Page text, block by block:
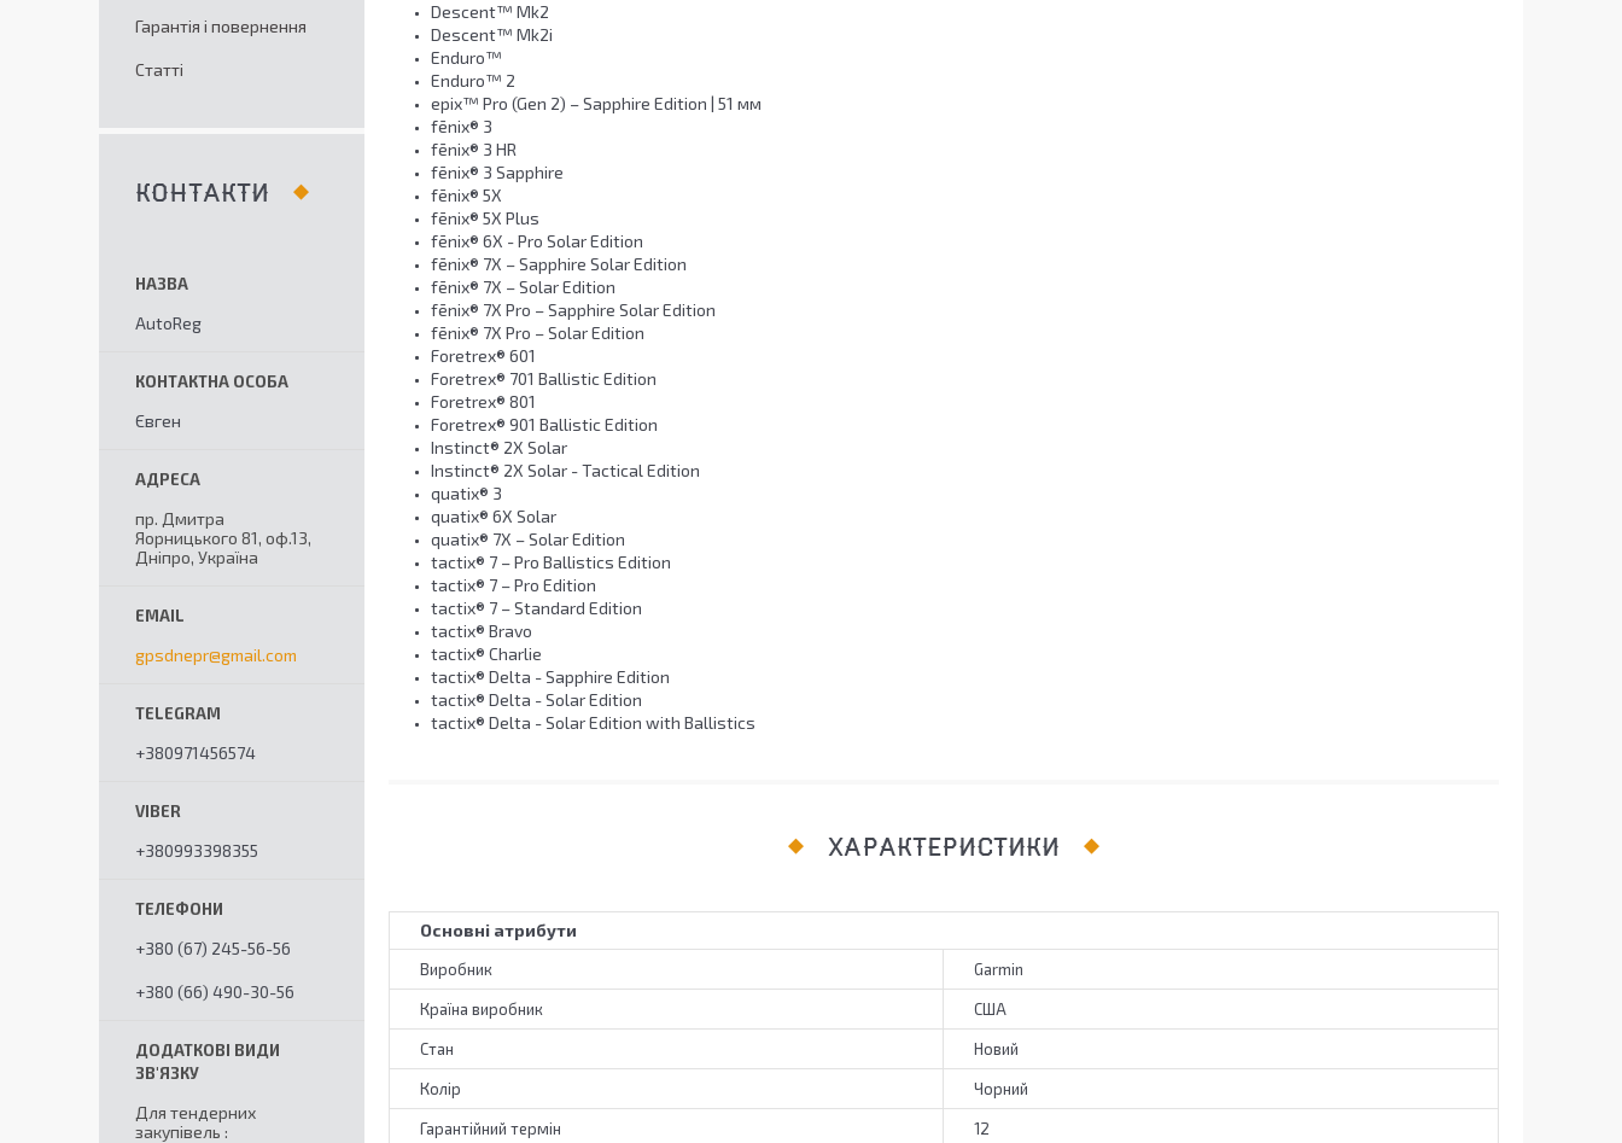
Descent™ Mk2
Descent™ Mk2i
Enduro™
Enduro™ 2
epix™ Pro (Gen 2) – Sapphire Edition | 51 мм
fēnix® 3
fēnix® 3 HR
fēnix® 3 Sapphire
fēnix® 5X
fēnix® 5X Plus
fēnix® 6X - Pro Solar Edition
fēnix® 7X – Sapphire Solar Edition
fēnix® 7X – Solar Edition
fēnix® 7X Pro – Sapphire Solar Edition
fēnix® 7X Pro – Solar Edition
Foretrex® 601
Foretrex® 701 Ballistic Edition
Foretrex® 801
Foretrex® 901 Ballistic Edition
Instinct® 2X Solar
Instinct® 2X Solar - Tactical Edition
quatix® 3
quatix® 6X Solar
quatix® 7X – Solar Edition
tactix® 7 – Pro Ballistics Edition
tactix® 7 – Pro Edition
tactix® 7 – Standard Edition
tactix® Bravo
tactix® Charlie
tactix® Delta - Sapphire Edition
tactix® Delta - Solar Edition
tactix® Delta - Solar Edition with Ballistics
ХАРАКТЕРИСТИКИ
Основні атрибути
Виробник Garmin
Країна виробник США
Стан Новий
Колір Чорний
Гарантійний термін 12
Гарантія і повернення
Статті
КОНТАКТИ
AutoReg
Євген
пр. Дмитра
Яорницького 81, оф.13,
Дніпро, Україна
gpsdnepr@gmail.com
+380971456574
+380993398355
+380 (67) 245-56-56
+380 (66) 490-30-56
Для тендерних
закупівель